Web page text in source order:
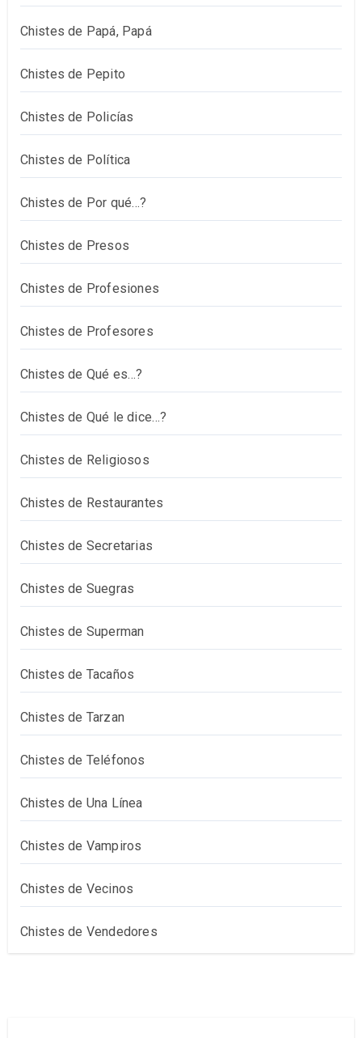
Chistes de Papá, Papá
Chistes de Pepito
Chistes de Policías
Chistes de Política
Chistes de Por qué…?
Chistes de Presos
Chistes de Profesiones
Chistes de Profesores
Chistes de Qué es…?
Chistes de Qué le dice…?
Chistes de Religiosos
Chistes de Restaurantes
Chistes de Secretarias
Chistes de Suegras
Chistes de Superman
Chistes de Tacaños
Chistes de Tarzan
Chistes de Teléfonos
Chistes de Una Línea
Chistes de Vampiros
Chistes de Vecinos
Chistes de Vendedores